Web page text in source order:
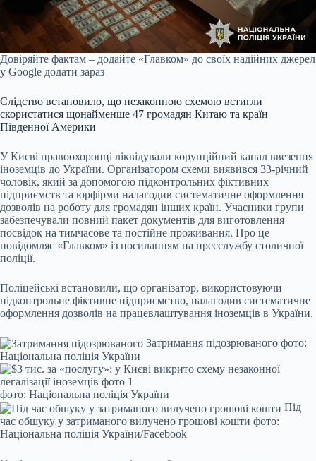
Довіряйте фактам – додайте «Главком» до своїх надійних джерел
у Google додати зараз
Слідство встановило, що незаконною схемою встигли
скористатися щонайменше 47 громадян Китаю та країн
Південної Америки
У Києві правоохоронці ліквідували корупційний канал ввезення
іноземців до України. Організатором схеми виявився 33-річний
чоловік, який за допомогою підконтрольних фіктивних
підприємств та юрфірми налагодив систематичне оформлення
дозволів на роботу для громадян інших країн. Учасники групи
забезпечували повний пакет документів для виготовлення
посвідок на тимчасове та постійне проживання. Про це
повідомляє «Главком» із посиланням на пресслужбу столичної
поліції.
Поліцейські встановили, що організатор, використовуючи
підконтрольне фіктивне підприємство, налагодив систематичне
оформлення дозволів на працевлаштування іноземців в України.
Затримання підозрюваного фото:
Національна поліція України
фото: Національна поліція України
Під
час обшуку у затриманого вилучено грошові кошти фото:
Національна поліція України/Facebook